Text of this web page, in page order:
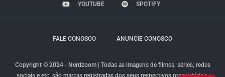
YOUTUBE SPOTIFY
FALE CONOSCO ANUNCIE CONOSCO
Copyright © 2024 - Nerdzoom | Todas as imagens de filmes, séries, redes
sociais e etc. são marcas registradas dos seus respectivos proprietários.